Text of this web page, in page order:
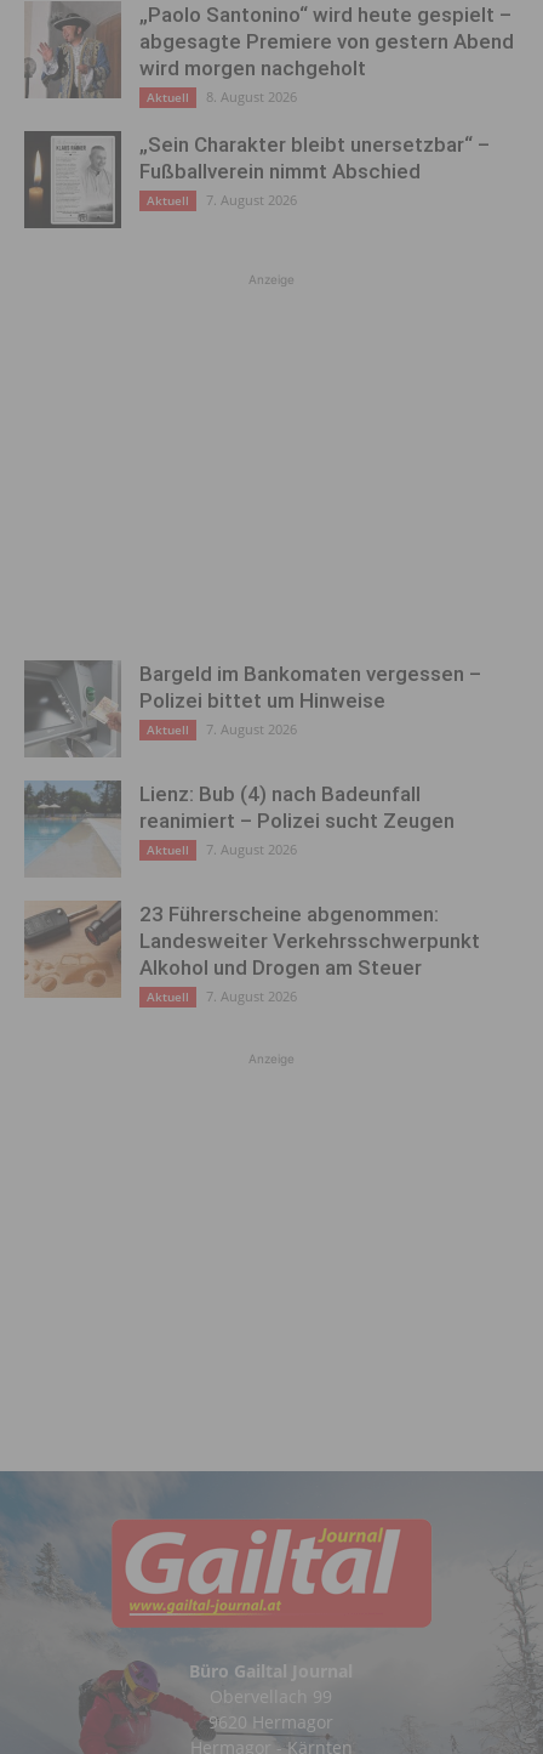
„Paolo Santonino“ wird heute gespielt –
abgesagte Premiere von gestern Abend
wird morgen nachgeholt
Aktuell 8. August 2026
„Sein Charakter bleibt unersetzbar“ –
Fußballverein nimmt Abschied
Aktuell 7. August 2026
Anzeige
Bargeld im Bankomaten vergessen –
Polizei bittet um Hinweise
Aktuell 7. August 2026
Lienz: Bub (4) nach Badeunfall
reanimiert – Polizei sucht Zeugen
Aktuell 7. August 2026
23 Führerscheine abgenommen:
Landesweiter Verkehrsschwerpunkt
Alkohol und Drogen am Steuer
Aktuell 7. August 2026
Anzeige
Büro Gailtal Journal
Obervellach 99
9620 Hermagor
Hermagor - Kärnten